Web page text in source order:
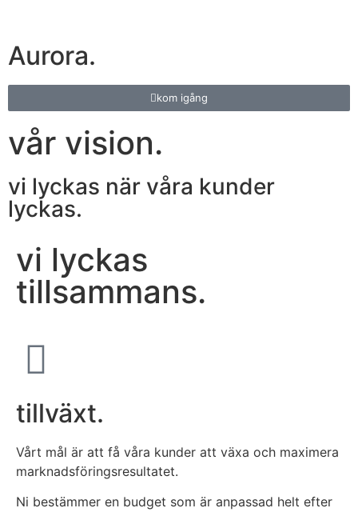
Aurora.
kom igång
vår vision.
vi lyckas när våra kunder
lyckas.
vi lyckas
tillsammans.
tillväxt.
Vårt mål är att få våra kunder att växa och maximera
marknadsföringsresultatet.
Ni bestämmer en budget som är anpassad helt efter